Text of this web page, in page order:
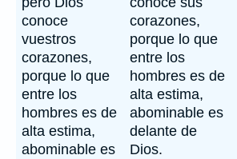
conoce
vuestros
corazones,
porque lo que
entre los
hombres es de
alta estima,
abominable es
corazones,
porque lo que
entre los
hombres es de
alta estima,
abominable es
delante de
Dios.